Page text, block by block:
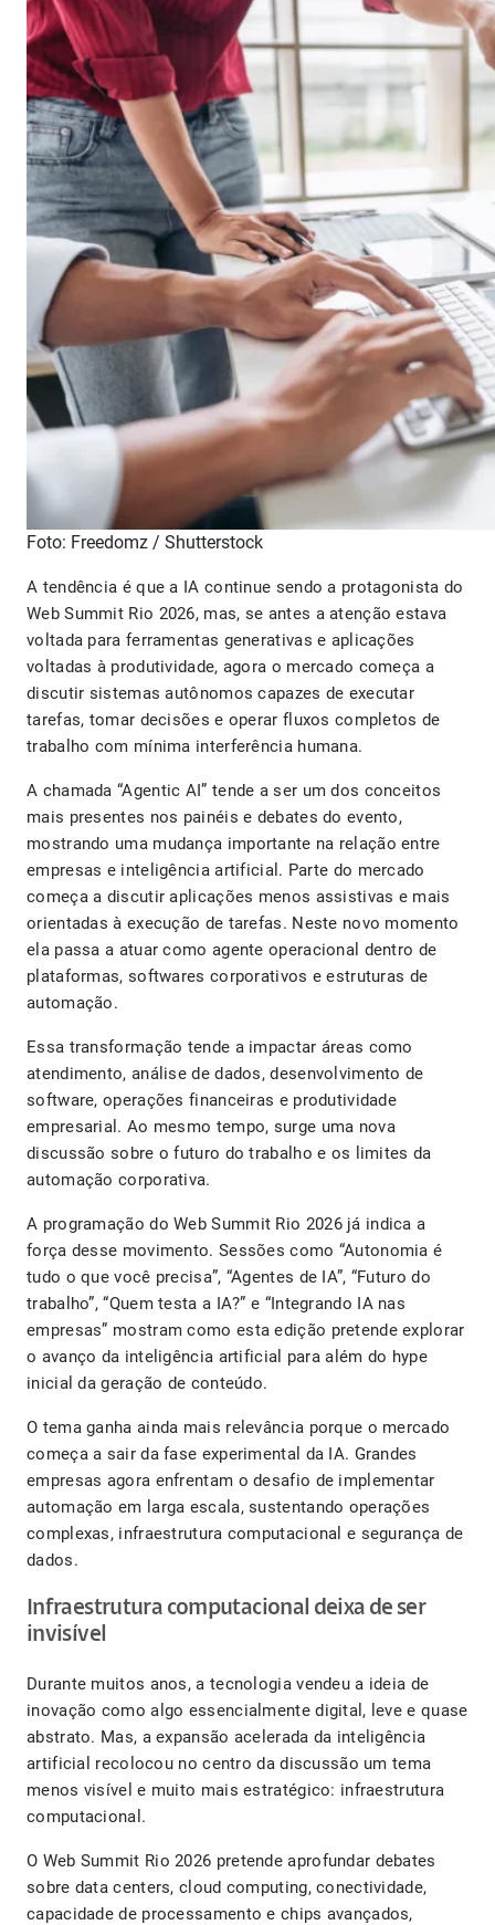
Foto: Freedomz / Shutterstock
A tendência é que a IA continue sendo a protagonista do
Web Summit Rio 2026, mas, se antes a atenção estava
voltada para ferramentas generativas e aplicações
voltadas à produtividade, agora o mercado começa a
discutir sistemas autônomos capazes de executar
tarefas, tomar decisões e operar fluxos completos de
trabalho com mínima interferência humana.
A chamada “Agentic AI” tende a ser um dos conceitos
mais presentes nos painéis e debates do evento,
mostrando uma mudança importante na relação entre
empresas e inteligência artificial. Parte do mercado
começa a discutir aplicações menos assistivas e mais
orientadas à execução de tarefas. Neste novo momento
ela passa a atuar como agente operacional dentro de
plataformas, softwares corporativos e estruturas de
automação.
Essa transformação tende a impactar áreas como
atendimento, análise de dados, desenvolvimento de
software, operações financeiras e produtividade
empresarial. Ao mesmo tempo, surge uma nova
discussão sobre o futuro do trabalho e os limites da
automação corporativa.
A programação do Web Summit Rio 2026 já indica a
força desse movimento. Sessões como “Autonomia é
tudo o que você precisa”, “Agentes de IA”, “Futuro do
trabalho”, “Quem testa a IA?” e “Integrando IA nas
empresas” mostram como esta edição pretende explorar
o avanço da inteligência artificial para além do hype
inicial da geração de conteúdo.
O tema ganha ainda mais relevância porque o mercado
começa a sair da fase experimental da IA. Grandes
empresas agora enfrentam o desafio de implementar
automação em larga escala, sustentando operações
complexas, infraestrutura computacional e segurança de
dados.
Infraestrutura computacional deixa de ser
invisível
Durante muitos anos, a tecnologia vendeu a ideia de
inovação como algo essencialmente digital, leve e quase
abstrato. Mas, a expansão acelerada da inteligência
artificial recolocou no centro da discussão um tema
menos visível e muito mais estratégico: infraestrutura
computacional.
O Web Summit Rio 2026 pretende aprofundar debates
sobre data centers, cloud computing, conectividade,
capacidade de processamento e chips avançados,